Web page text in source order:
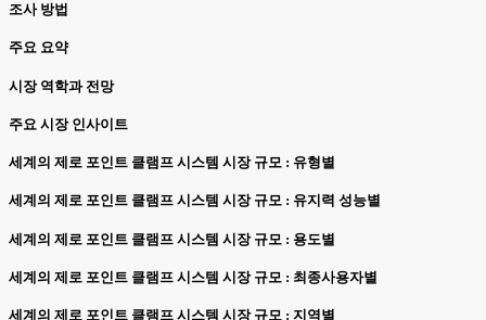
조사 방법
주요 요약
시장 역학과 전망
주요 시장 인사이트
세계의 제로 포인트 클램프 시스템 시장 규모 : 유형별
세계의 제로 포인트 클램프 시스템 시장 규모 : 유지력 성능별
세계의 제로 포인트 클램프 시스템 시장 규모 : 용도별
세계의 제로 포인트 클램프 시스템 시장 규모 : 최종사용자별
세계의 제로 포인트 클램프 시스템 시장 규모 : 지역별